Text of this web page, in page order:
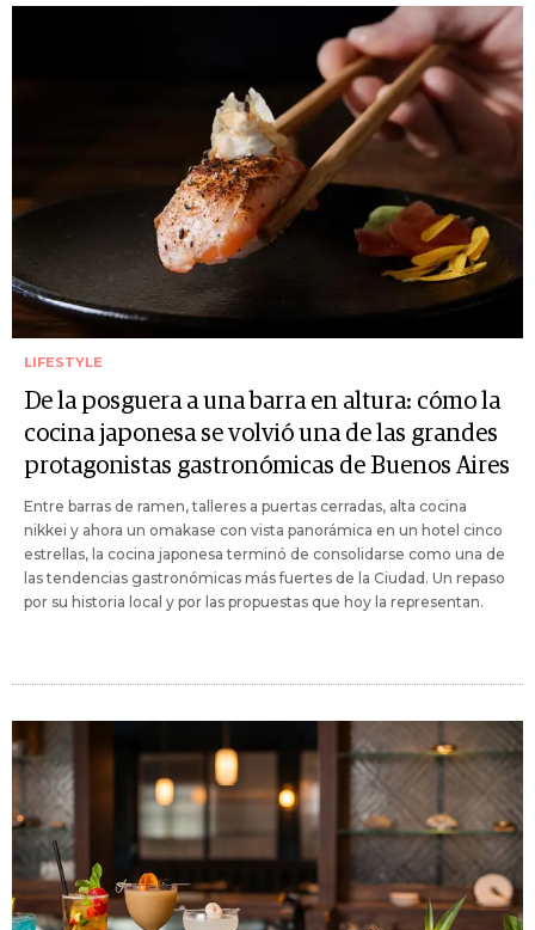
LIFESTYLE
De la posguera a una barra en altura: cómo la
cocina japonesa se volvió una de las grandes
protagonistas gastronómicas de Buenos Aires
Entre barras de ramen, talleres a puertas cerradas, alta cocina
nikkei y ahora un omakase con vista panorámica en un hotel cinco
estrellas, la cocina japonesa terminó de consolidarse como una de
las tendencias gastronómicas más fuertes de la Ciudad. Un repaso
por su historia local y por las propuestas que hoy la representan.